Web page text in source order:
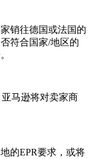
销往德国或法国的
符合国家/地区的
马逊将对卖家商
的EPR要求，或将